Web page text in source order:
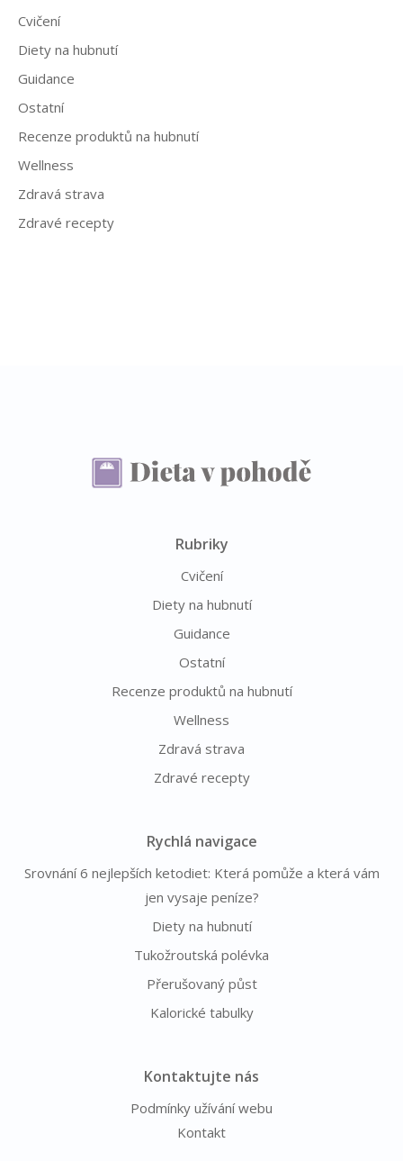
Cvičení
Diety na hubnutí
Guidance
Ostatní
Recenze produktů na hubnutí
Wellness
Zdravá strava
Zdravé recepty
Rubriky
Cvičení
Diety na hubnutí
Guidance
Ostatní
Recenze produktů na hubnutí
Wellness
Zdravá strava
Zdravé recepty
Rychlá navigace
Srovnání 6 nejlepších ketodiet: Která pomůže a která vám
jen vysaje peníze?
Diety na hubnutí
Tukožroutská polévka
Přerušovaný půst
Kalorické tabulky
Kontaktujte nás
Podmínky užívání webu
Kontakt